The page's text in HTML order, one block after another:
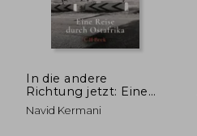
In die andere
Richtung jetzt: Eine
Reise durch Ostafrika
(en Alemán)
Navid Kermani